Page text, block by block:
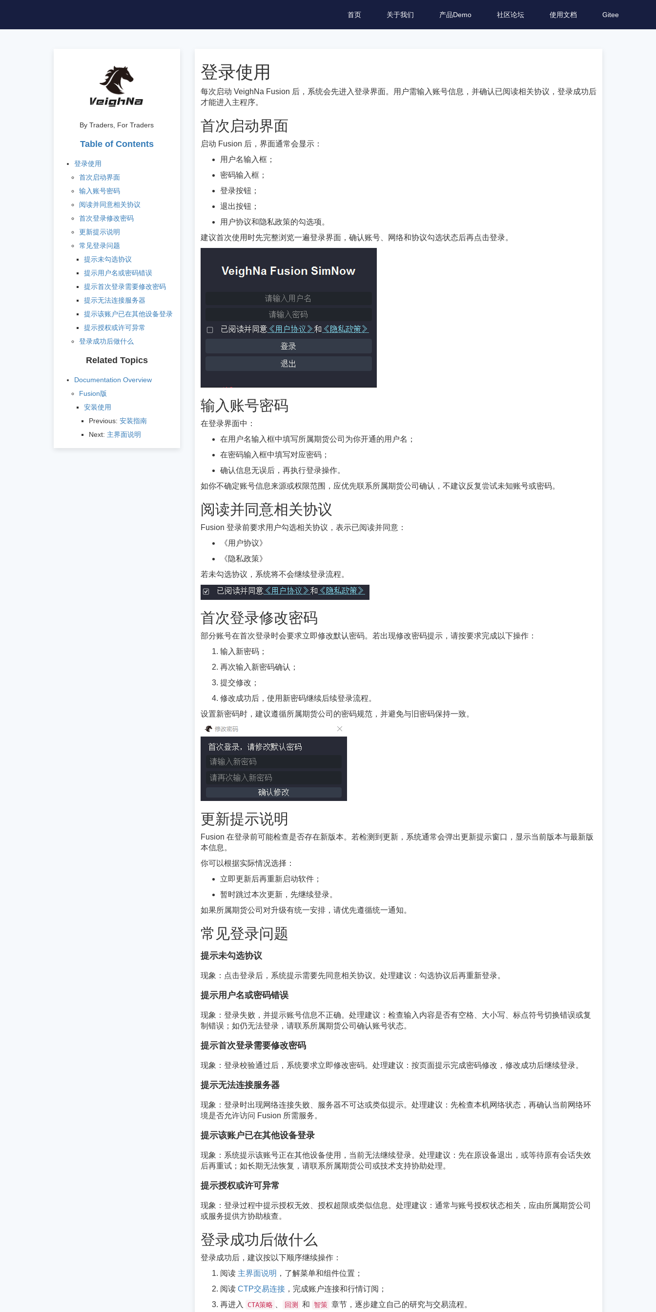
首页 关于我们 产品Demo 社区论坛 使用文档 Gitee
By Traders, For Traders
Table of Contents
登录使用
首次启动界面
输入账号密码
阅读并同意相关协议
首次登录修改密码
更新提示说明
常见登录问题
提示未勾选协议
提示用户名或密码错误
提示首次登录需要修改密码
提示无法连接服务器
提示该账户已在其他设备登录
提示授权或许可异常
登录成功后做什么
Related Topics
Documentation Overview
Fusion版
安装使用
Previous: 安装指南
Next: 主界面说明
登录使用
每次启动 VeighNa Fusion 后，系统会先进入登录界面。用户需输入账号信息，并确认已阅读相关协议，登录成功后
才能进入主程序。
首次启动界面
启动 Fusion 后，界面通常会显示：
用户名输入框；
密码输入框；
登录按钮；
退出按钮；
用户协议和隐私政策的勾选项。
建议首次使用时先完整浏览一遍登录界面，确认账号、网络和协议勾选状态后再点击登录。
输入账号密码
在登录界面中：
在用户名输入框中填写所属期货公司为你开通的用户名；
在密码输入框中填写对应密码；
确认信息无误后，再执行登录操作。
如你不确定账号信息来源或权限范围，应优先联系所属期货公司确认，不建议反复尝试未知账号或密码。
阅读并同意相关协议
Fusion 登录前要求用户勾选相关协议，表示已阅读并同意：
《用户协议》
《隐私政策》
若未勾选协议，系统将不会继续登录流程。
首次登录修改密码
部分账号在首次登录时会要求立即修改默认密码。若出现修改密码提示，请按要求完成以下操作：
输入新密码；
再次输入新密码确认；
提交修改；
修改成功后，使用新密码继续后续登录流程。
设置新密码时，建议遵循所属期货公司的密码规范，并避免与旧密码保持一致。
更新提示说明
Fusion 在登录前可能检查是否存在新版本。若检测到更新，系统通常会弹出更新提示窗口，显示当前版本与最新版
本信息。
你可以根据实际情况选择：
立即更新后再重新启动软件；
暂时跳过本次更新，先继续登录。
如果所属期货公司对升级有统一安排，请优先遵循统一通知。
常见登录问题
提示未勾选协议
现象：点击登录后，系统提示需要先同意相关协议。处理建议：勾选协议后再重新登录。
提示用户名或密码错误¶
现象：登录失败，并提示账号信息不正确。处理建议：检查输入内容是否有空格、大小写、标点符号切换错误或复
制错误；如仍无法登录，请联系所属期货公司确认账号状态。
提示首次登录需要修改密码¶
现象：登录校验通过后，系统要求立即修改密码。处理建议：按页面提示完成密码修改，修改成功后继续登录。
提示无法连接服务器¶
现象：登录时出现网络连接失败、服务器不可达或类似提示。处理建议：先检查本机网络状态，再确认当前网络环
境是否允许访问 Fusion 所需服务。
提示该账户已在其他设备登录¶
现象：系统提示该账号正在其他设备使用，当前无法继续登录。处理建议：先在原设备退出，或等待原有会话失效
后再重试；如长期无法恢复，请联系所属期货公司或技术支持协助处理。
提示授权或许可异常
现象：登录过程中提示授权无效、授权超限或类似信息。处理建议：通常与账号授权状态相关，应由所属期货公司
或服务提供方协助核查。
登录成功后做什么
登录成功后，建议按以下顺序继续操作：
阅读 主界面说明 ，了解菜单和组件位置；
阅读 CTP交易连接，完成账户连接和行情订阅；
再进入
CTA策略 回测 和 智策 章节，逐步建立自己的研究与交易流程。